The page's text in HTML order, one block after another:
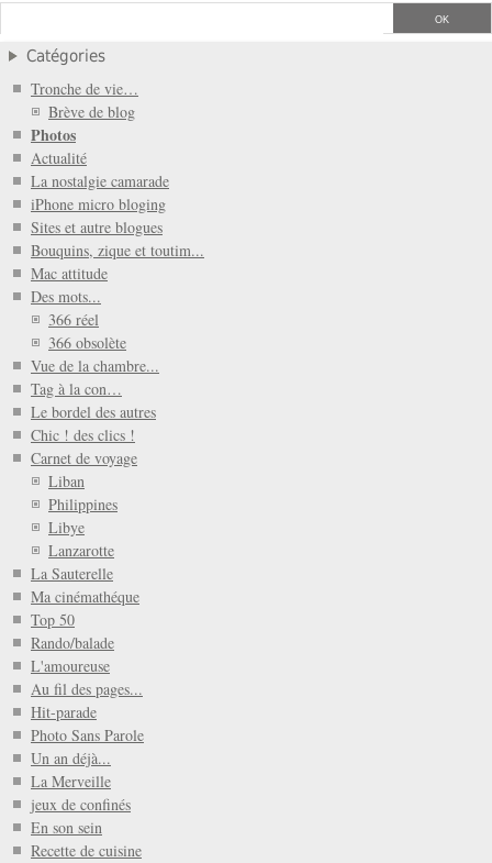
Catégories
Tronche de vie…
Brève de blog
Photos
Actualité
La nostalgie camarade
iPhone micro bloging
Sites et autre blogues
Bouquins, zique et toutim...
Mac attitude
Des mots...
366 réel
366 obsolète
Vue de la chambre...
Tag à la con…
Le bordel des autres
Chic ! des clics !
Carnet de voyage
Liban
Philippines
Libye
Lanzarotte
La Sauterelle
Ma cinémathéque
Top 50
Rando/balade
L'amoureuse
Au fil des pages...
Hit-parade
Photo Sans Parole
Un an déjà...
La Merveille
jeux de confinés
En son sein
Recette de cuisine